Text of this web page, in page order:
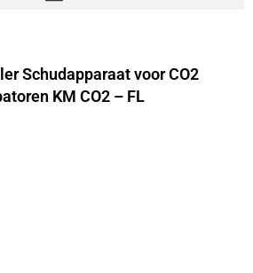
Schudapparaat voor CO2
KM CO2 – FL